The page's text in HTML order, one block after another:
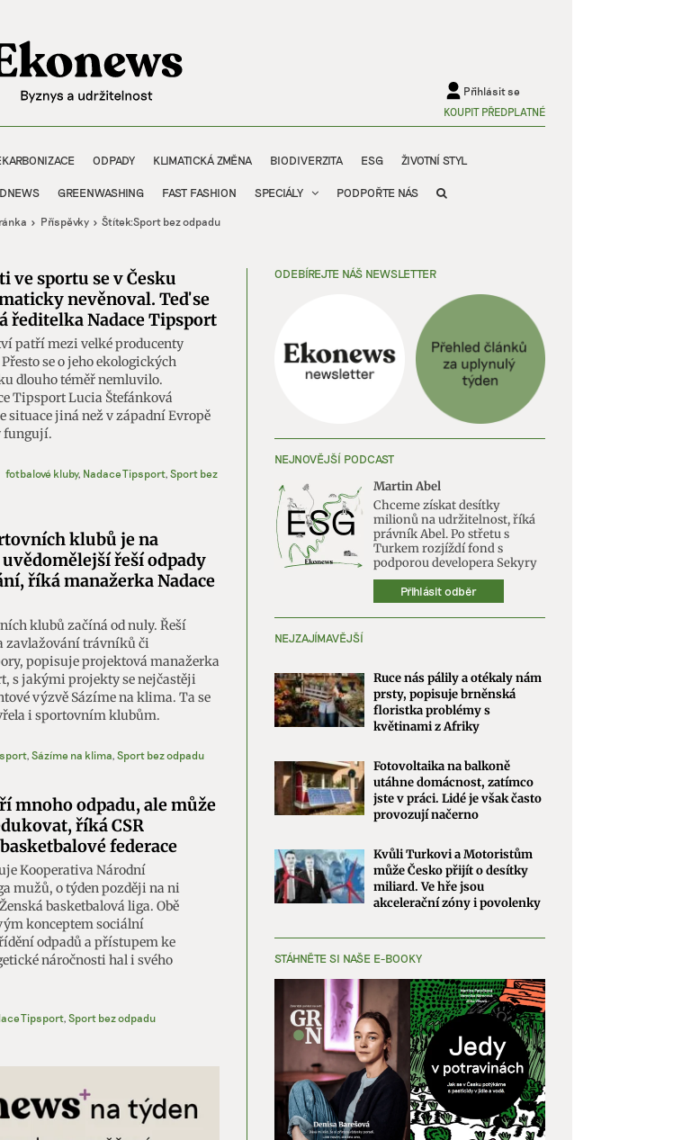
Přihlásit se
KOUPIT PŘEDPLATNÉ
ODPADY KLIMATICKÁ ZMĚNA BIODIVERZITA ESG ŽIVOTNÍ STYL
GREENWASHING FAST FASHION SPECIÁLY PODPOŘTE NÁS
Příspěvky Štítek:Sport bez odpadu
ve sportu se v Česku
nevěnoval. Teď se
ředitelka Nadace Tipsport
patří mezi velké producenty
se o jeho ekologických
dlouho téměř nemluvilo.
Tipsport Lucia Štefánková
situace jiná než v západní Evropě
fungují.
fotbalové kluby, Nadace Tipsport, Sport bez
klubů je na
řeší odpady
říká manažerka Nadace
klubů začíná od nuly. Řeší
zavlažování trávníků či
popisuje projektová manažerka
s jakými projekty se nejčastěji
výzvě Sázíme na klima. Ta se
i sportovním klubům.
, Sázíme na klima, Sport bez odpadu
mnoho odpadu, ale může
říká CSR
federace
Kooperativa Národní
mužů, o týden později na ni
basketbalová liga. Obě
konceptem sociální
odpadů a přístupem ke
náročnosti hal i svého
Tipsport, Sport bez odpadu
ODEBÍREJTE NÁŠ NEWSLETTER
NEJNOVĚJŠÍ PODCAST
Martin Abel
Chceme získat desítky
milionů na udržitelnost, říká
právník Abel. Po střetu s
Turkem rozjíždí fond s
podporou developera Sekyry
Přihlásit odběr
NEJZAJÍMAVĚJŠÍ
Ruce nás pálily a otékaly nám
prsty, popisuje brněnská
floristka problémy s
květinami z Afriky
Fotovoltaika na balkoně
utáhne domácnost, zatímco
jste v práci. Lidé je však často
provozují načerno
Kvůli Turkovi a Motoristům
může Česko přijít o desítky
miliard. Ve hře jsou
akcelerační zóny i povolenky
STÁHNĚTE SI NAŠE E-BOOKY